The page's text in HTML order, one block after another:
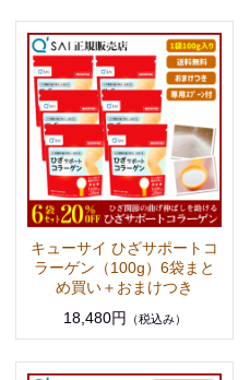
キューサイ ひざサポートコ
ラーゲン（100g）6袋まと
め買い＋おまけつき
18,480円
（税込み）